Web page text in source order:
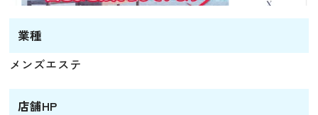
業種
メンズエステ
店舗HP